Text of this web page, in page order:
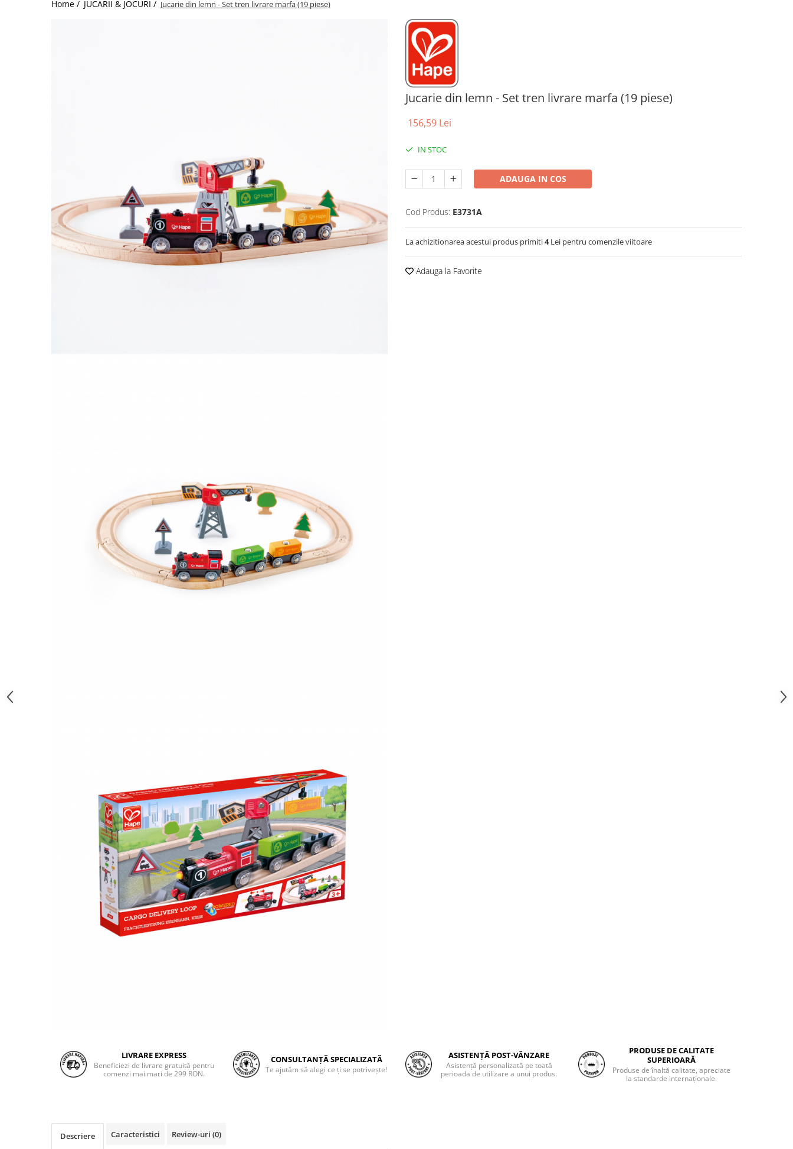
Jucarii de Sortare
Home / JUCARII & JOCURI / Jucarie din lemn - Set tren livrare marfa (19 piese)
Jucarie din lemn - Set tren livrare marfa (19 piese)
156,59 Lei
IN STOC
ADAUGA IN COS
Cod Produs: E3731A
La achizitionarea acestui produs primiti4Lei pentru comenzile viitoare
Adauga la Favorite
LIVRARE EXPRESS
Beneficiezi de livrare gratuită pentru
comenzi mai mari de 299 RON.
CONSULTANȚĂ SPECIALIZATĂ
Te ajutăm să alegi ce ți se potrivește!
ASISTENȚĂ POST-VÂNZARE
Asistență personalizată pe toată
perioada de utilizare a unui produs.
PRODUSE DE CALITATE
SUPERIOARĂ
Produse de înaltă calitate, apreciate
la standarde internaționale.
Descriere Caracteristici Review-uri (0)